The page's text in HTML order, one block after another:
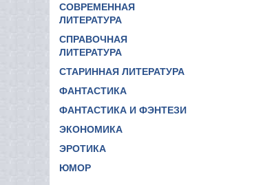
СОВРЕМЕННАЯ
ЛИТЕРАТУРА
СПРАВОЧНАЯ
ЛИТЕРАТУРА
СТАРИННАЯ ЛИТЕРАТУРА
ФАНТАСТИКА
ФАНТАСТИКА И ФЭНТЕЗИ
ЭКОНОМИКА
ЭРОТИКА
ЮМОР